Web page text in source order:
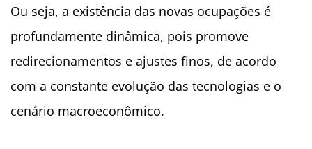
Ou seja, a existência das novas ocupações é
profundamente dinâmica, pois promove
redirecionamentos e ajustes finos, de acordo
com a constante evolução das tecnologias e o
cenário macroeconômico.